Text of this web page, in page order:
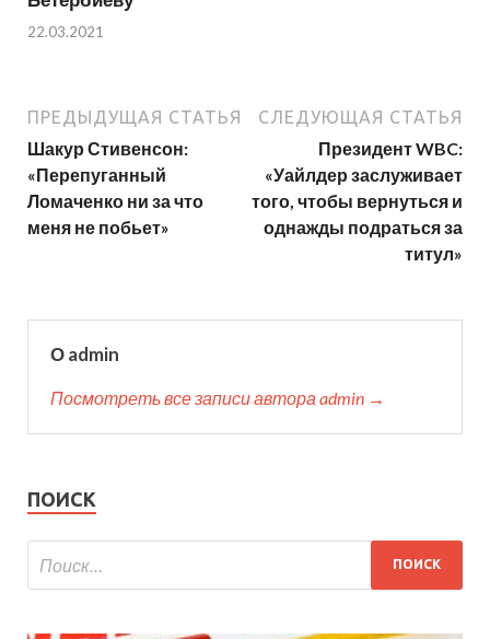
22.03.2021
ПРЕДЫДУЩАЯ СТАТЬЯ
Шакур Стивенсон:
«Перепуганный
Ломаченко ни за что
меня не побьет»
СЛЕДУЮЩАЯ СТАТЬЯ
Президент WBC:
«Уайлдер заслуживает
того, чтобы вернуться и
однажды подраться за
титул»
О admin
Посмотреть все записи автора admin →
ПОИСК